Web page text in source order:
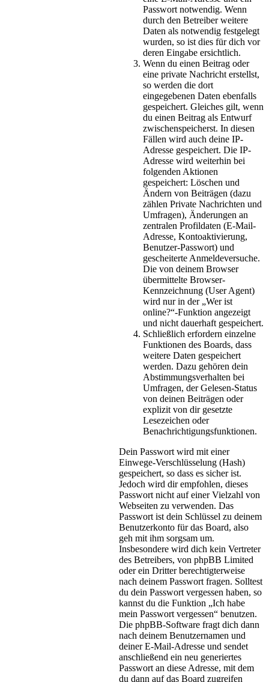
Passwort notwendig. Wenn
durch den Betreiber weitere
Daten als notwendig festgelegt
wurden, so ist dies für dich vor
deren Eingabe ersichtlich.
Wenn du einen Beitrag oder
eine private Nachricht erstellst,
so werden die dort
eingegebenen Daten ebenfalls
gespeichert. Gleiches gilt, wenn
du einen Beitrag als Entwurf
zwischenspeicherst. In diesen
Fällen wird auch deine IP-
Adresse gespeichert. Die IP-
Adresse wird weiterhin bei
folgenden Aktionen
gespeichert: Löschen und
Ändern von Beiträgen (dazu
zählen Private Nachrichten und
Umfragen), Änderungen an
zentralen Profildaten (E-Mail-
Adresse, Kontoaktivierung,
Benutzer-Passwort) und
gescheiterte Anmeldeversuche.
Die von deinem Browser
übermittelte Browser-
Kennzeichnung (User Agent)
wird nur in der „Wer ist
online?“-Funktion angezeigt
und nicht dauerhaft gespeichert.
Schließlich erfordern einzelne
Funktionen des Boards, dass
weitere Daten gespeichert
werden. Dazu gehören dein
Abstimmungsverhalten bei
Umfragen, der Gelesen-Status
von deinen Beiträgen oder
explizit von dir gesetzte
Lesezeichen oder
Benachrichtigungsfunktionen.
Dein Passwort wird mit einer
Einwege-Verschlüsselung (Hash)
gespeichert, so dass es sicher ist.
Jedoch wird dir empfohlen, dieses
Passwort nicht auf einer Vielzahl von
Webseiten zu verwenden. Das
Passwort ist dein Schlüssel zu deinem
Benutzerkonto für das Board, also
geh mit ihm sorgsam um.
Insbesondere wird dich kein Vertreter
des Betreibers, von phpBB Limited
oder ein Dritter berechtigterweise
nach deinem Passwort fragen. Solltest
du dein Passwort vergessen haben, so
kannst du die Funktion „Ich habe
mein Passwort vergessen“ benutzen.
Die phpBB-Software fragt dich dann
nach deinem Benutzernamen und
deiner E-Mail-Adresse und sendet
anschließend ein neu generiertes
Passwort an diese Adresse, mit dem
du dann auf das Board zugreifen